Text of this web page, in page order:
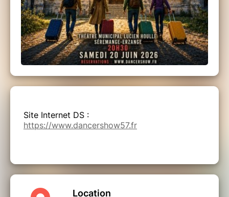
Site Internet DS :
https://www.dancershow57.fr
Location